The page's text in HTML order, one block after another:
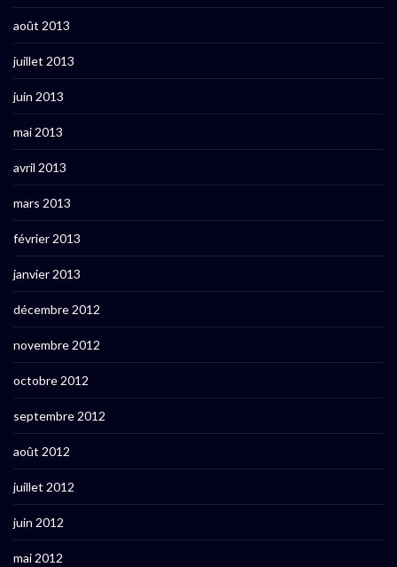
août 2013
juillet 2013
juin 2013
mai 2013
avril 2013
mars 2013
février 2013
janvier 2013
décembre 2012
novembre 2012
octobre 2012
septembre 2012
août 2012
juillet 2012
juin 2012
mai 2012